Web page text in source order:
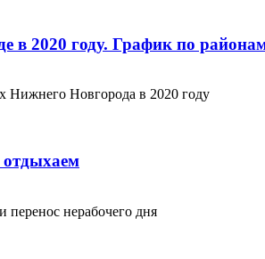
в 2020 году. График по
Нижнего Новгорода в 2020 году
отдыхаем
перенос нерабочего дня